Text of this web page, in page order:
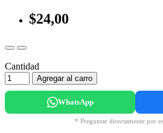
$24,00
Cantidad
Agregar al carro
WhatsApp
* Preguntar directamente por